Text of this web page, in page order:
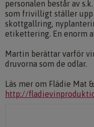
personalen består av
som frivilligt ställer
skottgallring,
etikettering. En enorm
Martin berättar varför
druvorna som de odlar.
Läs mer om Flädie Mat
http://